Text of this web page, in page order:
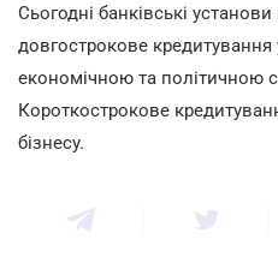
Сьогодні банківські
довгострокове
економічною та політичною
Короткострокове
бізнесу.